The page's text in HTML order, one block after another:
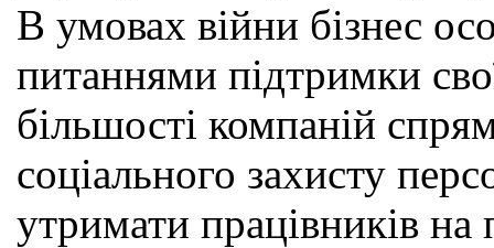
В умовах війни бізнес
питаннями підтримки
більшості компаній
соціального захисту
утримати працівників на